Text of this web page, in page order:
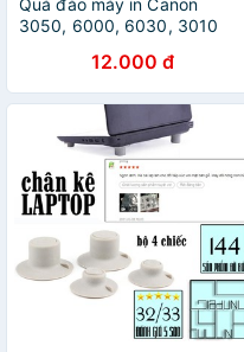
Quả đào máy in Canon
3050, 6000, 6030, 3010
12.000 đ